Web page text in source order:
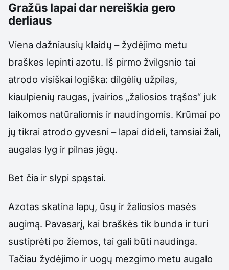
Gražūs lapai dar nereiškia gero
derliaus
Viena dažniausių klaidų – žydėjimo metu
braškes lepinti azotu. Iš pirmo žvilgsnio tai
atrodo visiškai logiška: dilgėlių užpilas,
kiaulpienių raugas, įvairios „žaliosios trąšos“ juk
laikomos natūraliomis ir naudingomis. Krūmai po
jų tikrai atrodo gyvesni – lapai dideli, tamsiai žali,
augalas lyg ir pilnas jėgų.
Bet čia ir slypi spąstai.
Azotas skatina lapų, ūsų ir žaliosios masės
augimą. Pavasarį, kai braškės tik bunda ir turi
sustiprėti po žiemos, tai gali būti naudinga.
Tačiau žydėjimo ir uogų mezgimo metu augalo